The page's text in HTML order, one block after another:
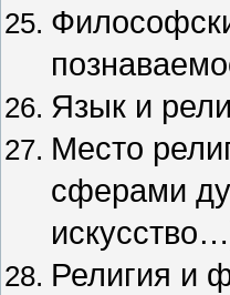
Язык и
Место
сферами
Религия и